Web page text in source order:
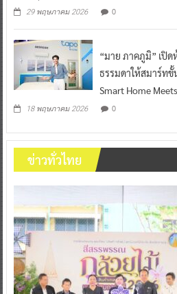
29 พฤษภาคม 2026 0
“มาย ภาคภูมิ” เปิ
ธรรมดาให้สมาร์ทขั้
Smart Home
18 พฤษภาคม 2026 0
ข่าวทั่วไทย